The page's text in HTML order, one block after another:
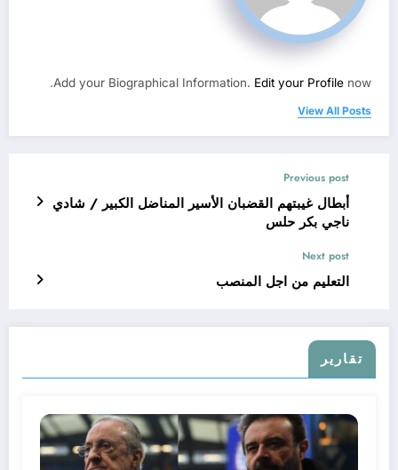
Add your Biographical Information. Edit your Profile now.
View All Posts
Previous post
أبطال غيبتهم القضبان الأسير المناضل الكبير / شادي
ناجي بكر حلس
Next post
التعليم من اجل المنصب
تقارير